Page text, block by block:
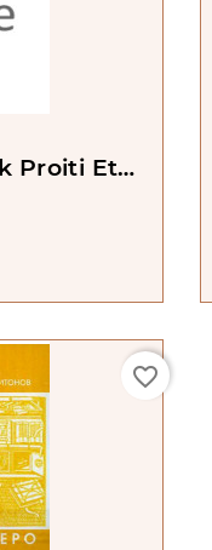
Proiti Etot
favorite_border